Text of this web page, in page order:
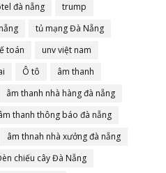
đà nẵng
trump
tủ mạng Đà Nẵng
toán
unv việt nam
Ô tô
âm thanh
âm thanh nhà hàng đà nẵng
thanh thông báo đà nẵng
âm thnah nhà xưởng đà nẵng
chiếu cây Đà Nẵng